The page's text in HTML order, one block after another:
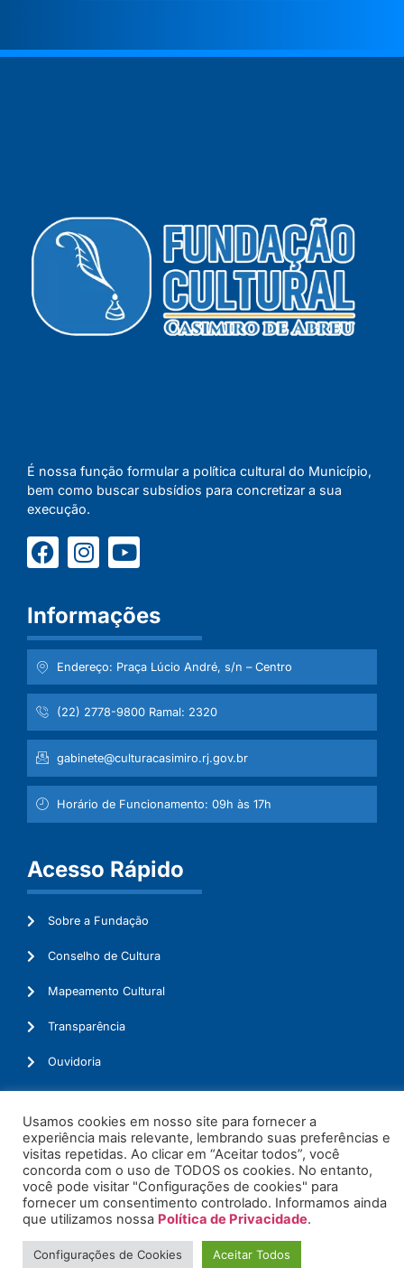
É nossa função formular a política cultural do Município,
bem como buscar subsídios para concretizar a sua
execução.
Informações
Endereço: Praça Lúcio André, s/n – Centro
(22) 2778-9800 Ramal: 2320
gabinete@culturacasimiro.rj.gov.br
Horário de Funcionamento: 09h às 17h
Acesso Rápido
Sobre a Fundação
Conselho de Cultura
Mapeamento Cultural
Transparência
Ouvidoria
© 2026. Todos os Direitos Reservados.
Usamos cookies em nosso site para fornecer a
experiência mais relevante, lembrando suas preferências e
visitas repetidas. Ao clicar em “Aceitar todos”, você
concorda com o uso de TODOS os cookies. No entanto,
você pode visitar "Configurações de cookies" para
fornecer um consentimento controlado. Informamos ainda
que utilizamos nossa Política de Privacidade.
Configurações de Cookies Aceitar Todos